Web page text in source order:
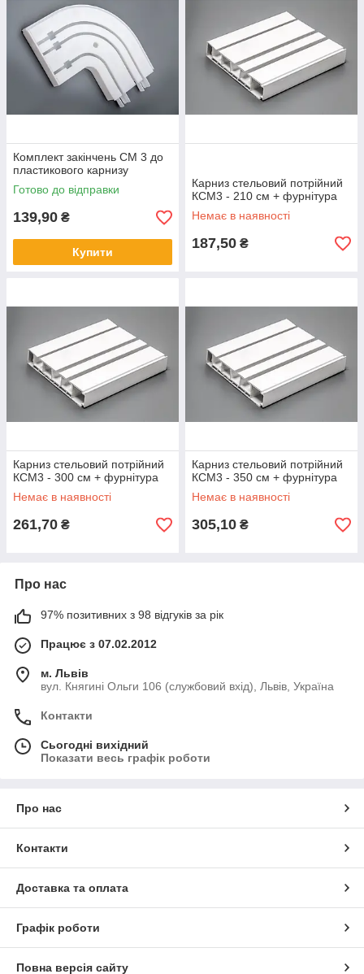
Комплект закінчень СМ 3 до
пластикового карнизу
Готово до відправки
139,90 ₴
Купити
Карниз стельовий потрійний
КСМ3 - 210 см + фурнітура
Немає в наявності
187,50 ₴
Карниз стельовий потрійний
КСМ3 - 300 см + фурнітура
Немає в наявності
261,70 ₴
Карниз стельовий потрійний
КСМ3 - 350 см + фурнітура
Немає в наявності
305,10 ₴
Про нас
97% позитивних з 98 відгуків за рік
Працює з 07.02.2012
м. Львів
вул. Княгині Ольги 106 (службовий вхід), Львів, Україна
Контакти
Сьогодні вихідний
Показати весь графік роботи
Про нас
Контакти
Доставка та оплата
Графік роботи
Повна версія сайту